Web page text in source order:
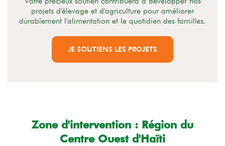
projets d'élevage et d'agriculture pour améliorer
durablement l'alimentation et le quotidien des familles.
JE SOUTIENS LES PROJETS
Zone d'intervention : Région du
Centre Ouest d'Haïti